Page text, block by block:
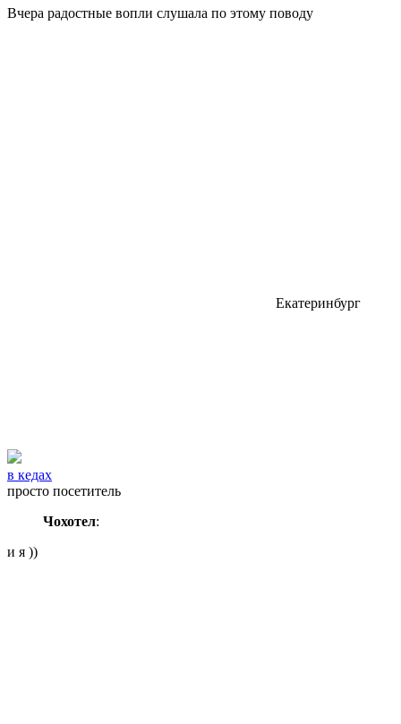
Вчера радостные вопли слушала по этому поводу
Екатеринбург
в кедах
просто посетитель
Чохотел:
и я ))